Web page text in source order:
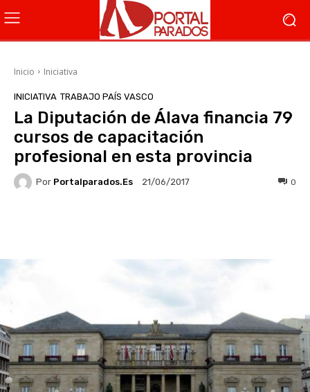
Inicio Iniciativa
INICIATIVA TRABAJO PAÍS VASCO
La Diputación de Álava financia 79
cursos de capacitación
profesional en esta provincia
Por Portalparados.es 21/06/2017 0